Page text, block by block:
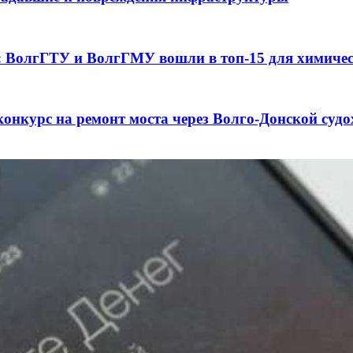
ВолгГТУ и ВолгГМУ вошли в топ‑15 для
на ремонт моста через Волго‑Донской
сентября в рамках Года единства народов